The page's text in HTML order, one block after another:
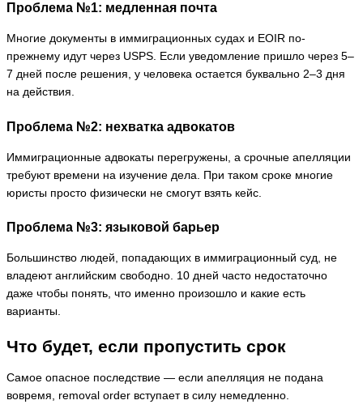
Проблема №1: медленная почта
Многие документы в иммиграционных судах и EOIR по-
прежнему идут через USPS. Если уведомление пришло через 5–
7 дней после решения, у человека остается буквально 2–3 дня
на действия.
Проблема №2: нехватка адвокатов
Иммиграционные адвокаты перегружены, а срочные апелляции
требуют времени на изучение дела. При таком сроке многие
юристы просто физически не смогут взять кейс.
Проблема №3: языковой барьер
Большинство людей, попадающих в иммиграционный суд, не
владеют английским свободно. 10 дней часто недостаточно
даже чтобы понять, что именно произошло и какие есть
варианты.
Что будет, если пропустить срок
Самое опасное последствие — если апелляция не подана
вовремя, removal order вступает в силу немедленно.